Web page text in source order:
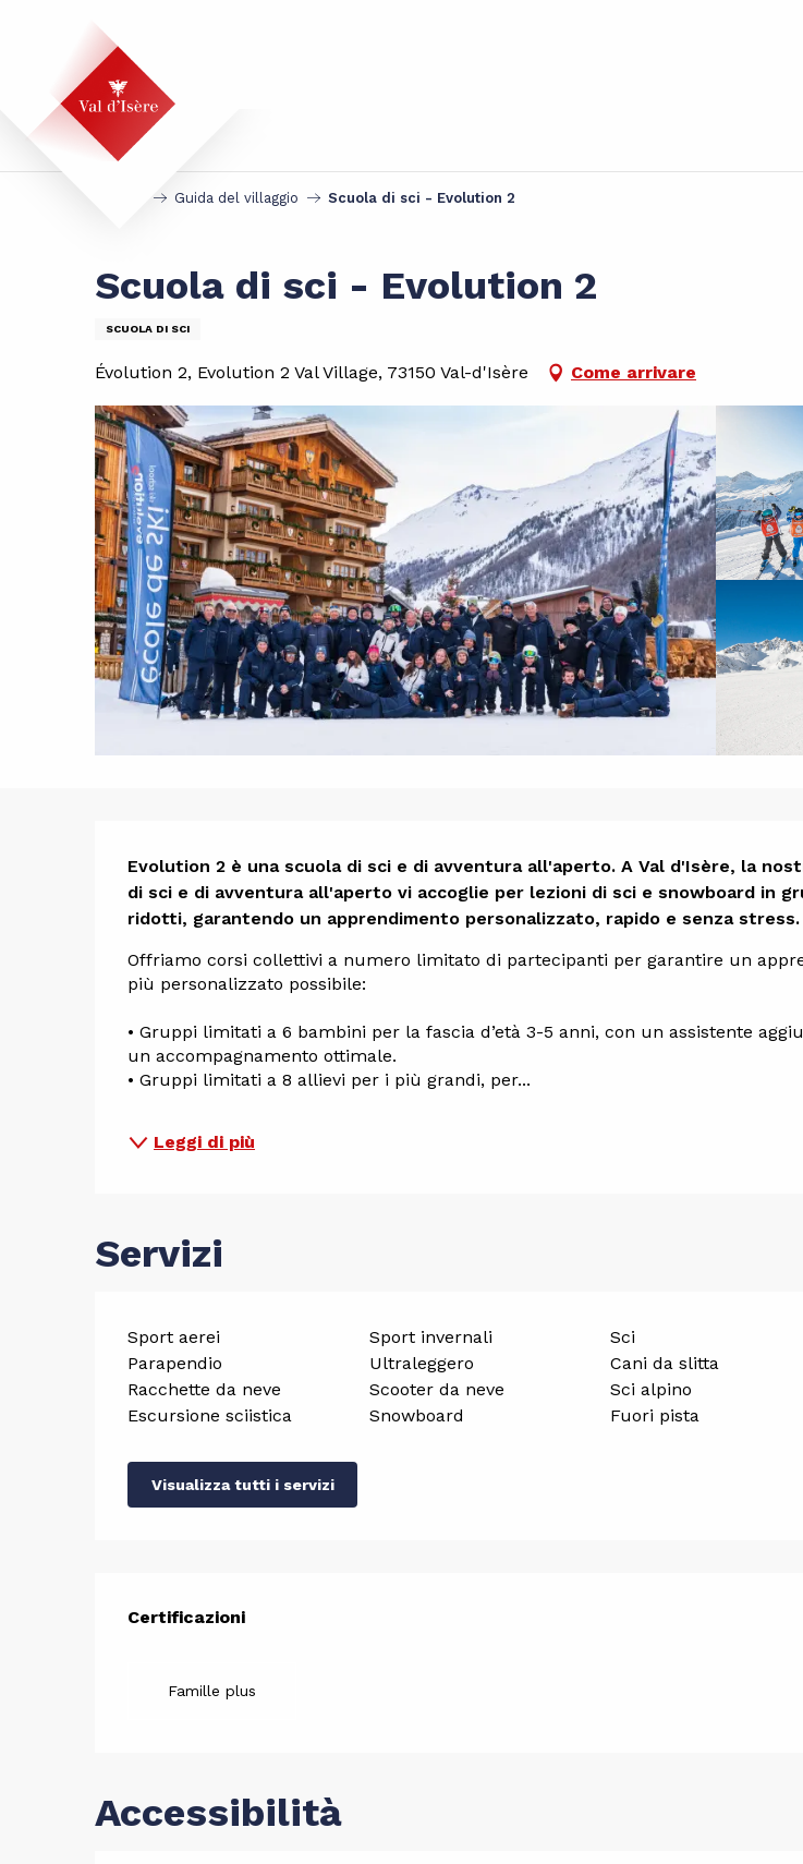
principal
Guida del villaggio Scuola di sci - Evolution 2
Scuola di sci - Evolution 2
SCUOLA DI SCI
Évolution 2, Evolution 2 Val Village, 73150 Val-d'Isère Come arrivare
Descrizione
Evolution 2 è una scuola di sci e di avventura all'aperto. A Val d'Isère, la
di sci e di avventura all'aperto vi accoglie per lezioni di sci e snowboard in
ridotti, garantendo un apprendimento personalizzato, rapido e senza stress.
Offriamo corsi collettivi a numero limitato di partecipanti per garantire un
più personalizzato possibile:
• Gruppi limitati a 6 bambini per la fascia d’età 3-5 anni, con un assistente
un accompagnamento ottimale.
• Gruppi limitati a 8 allievi per i più grandi, per...
Leggi di più
Servizi
Sport aerei Sport invernali
Sci
Parapendio
Ultraleggero
Cani da slitta
Racchette da neve
Scooter da neve
Sci alpino
Escursione sciistica
Snowboard Fuori pista
Visualizza tutti i servizi
Offerte di
Certificazioni
Certificazioni
Famille plus
Accessibilità